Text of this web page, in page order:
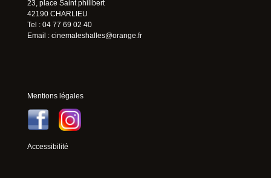
23, place Saint philibert
42190 CHARLIEU
Tel : 04 77 69 02 40
Email : cinemaleshalles@orange.fr
Mentions légales
Accessibilité